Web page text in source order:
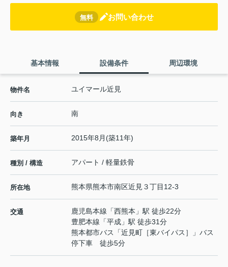
無料 お問い合わせ
基本情報 設備条件 周辺環境
物件名 ユイマール近見
向き 南
築年月 2015年8月(築11年)
種別 / 構造 アパート / 軽量鉄骨
所在地 熊本県熊本市南区近見３丁目12-3
交通 鹿児島本線 「西熊本 」駅 徒歩22分
豊肥本線 「平成 」駅 徒歩31分
熊本都市バス「近見町［東バイパス］」バス
停下車 徒歩5分